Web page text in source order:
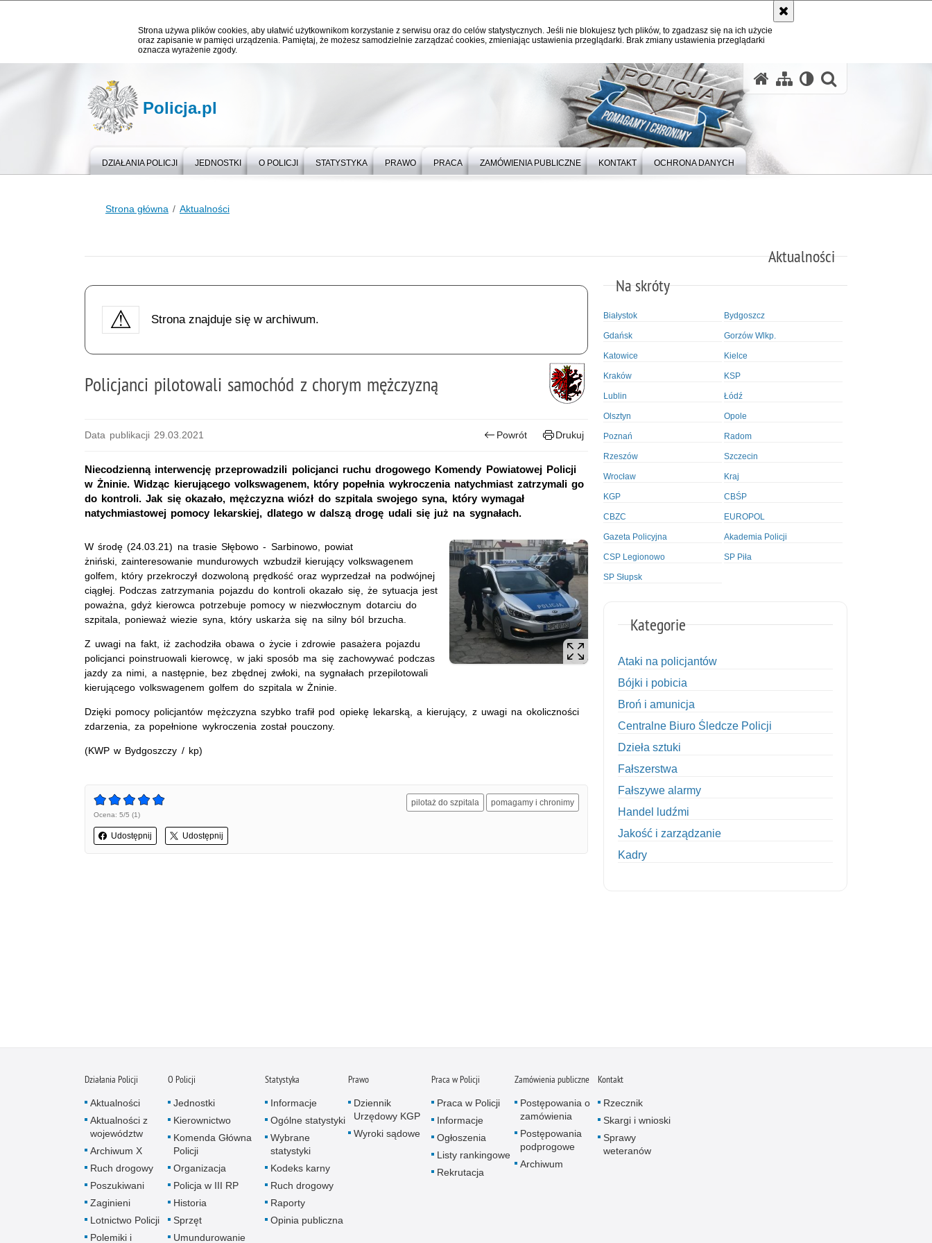
Strona używa plików cookies, aby ułatwić użytkownikom korzystanie z serwisu oraz do celów statystycznych. Jeśli nie blokujesz tych plików, to zgadzasz się na ich użycie
oraz zapisanie w pamięci urządzenia. Pamiętaj, że możesz samodzielnie zarządzać cookies, zmieniając ustawienia przeglądarki. Brak zmiany ustawienia przeglądarki
oznacza wyrażenie zgody.
Policja.pl
DZIAŁANIA POLICJI JEDNOSTKI O POLICJI STATYSTYKA PRAWO PRACA ZAMÓWIENIA PUBLICZNE KONTAKT OCHRONA DANYCH
Strona główna Aktualności
Aktualności
Strona znajduje się w archiwum.
Policjanci pilotowali samochód z chorym mężczyzną
Data publikacji 29.03.2021 Powrót Drukuj
Niecodzienną interwencję przeprowadzili policjanci ruchu drogowego Komendy Powiatowej Policji
w Żninie. Widząc kierującego volkswagenem, który popełnia wykroczenia natychmiast zatrzymali go
do kontroli. Jak się okazało, mężczyzna wiózł do szpitala swojego syna, który wymagał
natychmiastowej pomocy lekarskiej, dlatego w dalszą drogę udali się już na sygnałach.
W środę (24.03.21) na trasie Słębowo - Sarbinowo, powiat
żniński, zainteresowanie mundurowych wzbudził kierujący volkswagenem
golfem, który przekroczył dozwoloną prędkość oraz wyprzedzał na podwójnej
ciągłej. Podczas zatrzymania pojazdu do kontroli okazało się, że sytuacja jest
poważna, gdyż kierowca potrzebuje pomocy w niezwłocznym dotarciu do
szpitala, ponieważ wiezie syna, który uskarża się na silny ból brzucha.
Z uwagi na fakt, iż zachodziła obawa o życie i zdrowie pasażera pojazdu
policjanci poinstruowali kierowcę, w jaki sposób ma się zachowywać podczas
jazdy za nimi, a następnie, bez zbędnej zwłoki, na sygnałach przepilotowali
kierującego volkswagenem golfem do szpitala w Żninie.
Dzięki pomocy policjantów mężczyzna szybko trafił pod opiekę lekarską, a kierujący, z uwagi na okoliczności
zdarzenia, za popełnione wykroczenia został pouczony.
(KWP w Bydgoszczy / kp)
Ocena: 5/5 (1)
Udostępnij Udostępnij
pilotaż do szpitala pomagamy i chronimy
Na skróty
Białystok Bydgoszcz
Gdańsk Gorzów Wlkp.
Katowice Kielce
Kraków KSP
Lublin Łódź
Olsztyn Opole
Poznań Radom
Rzeszów Szczecin
Wrocław Kraj
KGP CBŚP
CBZC EUROPOL
Gazeta Policyjna Akademia Policji
CSP Legionowo SP Piła
SP Słupsk
Kategorie
Ataki na policjantów
Bójki i pobicia
Broń i amunicja
Centralne Biuro Śledcze Policji
Dzieła sztuki
Fałszerstwa
Fałszywe alarmy
Handel ludźmi
Jakość i zarządzanie
Kadry
Nietrzeźwi kierujący
Nietrzeźwi opiekunowie
Działania Policji
Aktualności
Aktualności z
województw
Archiwum X
Ruch drogowy
Poszukiwani
Zaginieni
Lotnictwo Policji
Polemiki i
O Policji
Jednostki
Kierownictwo
Komenda Główna
Policji
Organizacja
Policja w III RP
Historia
Sprzęt
Umundurowanie
Statystyka
Informacje
Ogólne statystyki
Wybrane
statystyki
Kodeks karny
Ruch drogowy
Raporty
Opinia publiczna
Prawo
Dziennik
Urzędowy KGP
Wyroki sądowe
Praca w Policji
Praca w Policji
Informacje
Ogłoszenia
Listy rankingowe
Rekrutacja
Zamówienia publiczne
Postępowania o
zamówienia
Postępowania
podprogowe
Archiwum
Kontakt
Rzecznik
Skargi i wnioski
Sprawy
weteranów